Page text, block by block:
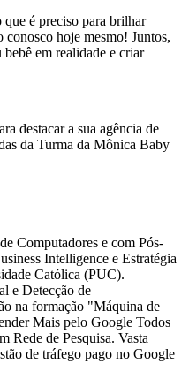
que é preciso para brilhar
conosco hoje mesmo! Juntos,
em realidade e criar
destacar a sua agência de
da Turma da Mônica Baby
Computadores e com Pós-
Intelligence e Estratégia
Católica (PUC).
e Detecção de
na formação "Máquina de
Mais pelo Google Todos
Rede de Pesquisa. Vasta
de tráfego pago no Google